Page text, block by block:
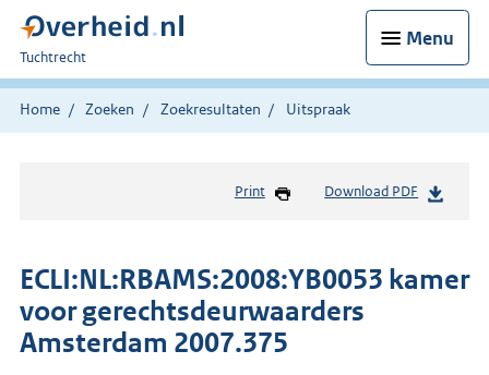
Menu
U
bent
hier:
Tuchtrecht
Home Zoeken Zoekresultaten Uitspraak
Print Download PDF
ECLI:NL:RBAMS:2008:YB0053 kamer
voor gerechtsdeurwaarders
Amsterdam 2007.375